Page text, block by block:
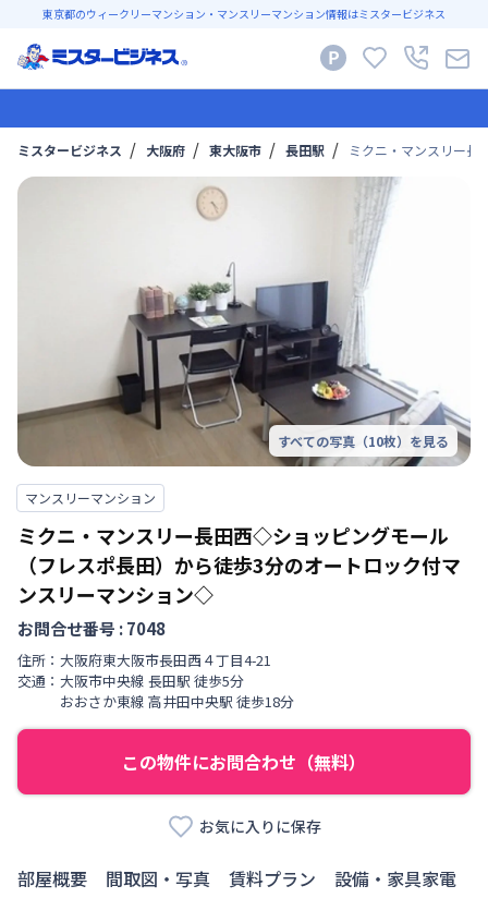
東京都のウィークリーマンション・マンスリーマンション情報はミスタービジネス
ミスタービジネス 大阪府 東大阪市 長田駅 ミクニ・マンスリー
すべての写真（10枚）を見る
マンスリーマンション
ミクニ・マンスリー長田西◇ショッピングモール
（フレスポ長田）から徒歩3分のオートロック付マ
ンスリーマンション◇
お問合せ番号 :7048
住所： 大阪府東大阪市長田西 ４丁目4-21
交通： 大阪市中央線 長田駅 徒歩5分
おおさか東線 高井田中央駅 徒歩18分
この物件にお問合わせ（無料）
お気に入りに保存
部屋概要 間取図・写真 賃料プラン 設備・家具家電